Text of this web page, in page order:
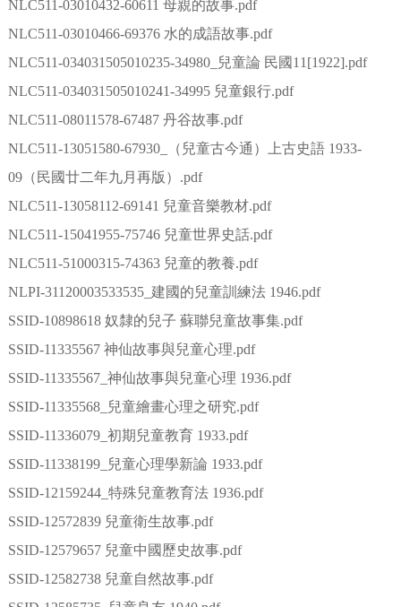
NLC511-03010432-60611 母親的故事.pdf
NLC511-03010466-69376 水的成語故事.pdf
NLC511-034031505010235-34980_兒童論 民國11[1922].pdf
NLC511-034031505010241-34995 兒童銀行.pdf
NLC511-08011578-67487 丹谷故事.pdf
NLC511-13051580-67930_（兒童古今通）上古史語 1933-
09（民國廿二年九月再版）.pdf
NLC511-13058112-69141 兒童音樂教材.pdf
NLC511-15041955-75746 兒童世界史話.pdf
NLC511-51000315-74363 兒童的教養.pdf
NLPI-31120003533535_建國的兒童訓練法 1946.pdf
SSID-10898618 奴隸的兒子 蘇聯兒童故事集.pdf
SSID-11335567 神仙故事與兒童心理.pdf
SSID-11335567_神仙故事與兒童心理 1936.pdf
SSID-11335568_兒童繪畫心理之研究.pdf
SSID-11336079_初期兒童教育 1933.pdf
SSID-11338199_兒童心理學新論 1933.pdf
SSID-12159244_特殊兒童教育法 1936.pdf
SSID-12572839 兒童衛生故事.pdf
SSID-12579657 兒童中國歷史故事.pdf
SSID-12582738 兒童自然故事.pdf